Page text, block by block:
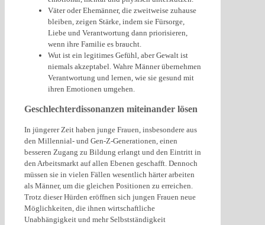
Väter oder Ehemänner, die zweitweise zuhause
bleiben, zeigen Stärke, indem sie Fürsorge,
Liebe und Verantwortung dann priorisieren,
wenn ihre Familie es braucht.
Wut ist ein legitimes Gefühl, aber Gewalt ist
niemals akzeptabel. Wahre Männer übernehmen
Verantwortung und lernen, wie sie gesund mit
ihren Emotionen umgehen.
Geschlechterdissonanzen miteinander lösen
In jüngerer Zeit haben junge Frauen, insbesondere aus
den Millennial- und Gen-Z-Generationen, einen
besseren Zugang zu Bildung erlangt und den Eintritt in
den Arbeitsmarkt auf allen Ebenen geschafft. Dennoch
müssen sie in vielen Fällen wesentlich härter arbeiten
als Männer, um die gleichen Positionen zu erreichen.
Trotz dieser Hürden eröffnen sich jungen Frauen neue
Möglichkeiten, die ihnen wirtschaftliche
Unabhängigkeit und mehr Selbstständigkeit